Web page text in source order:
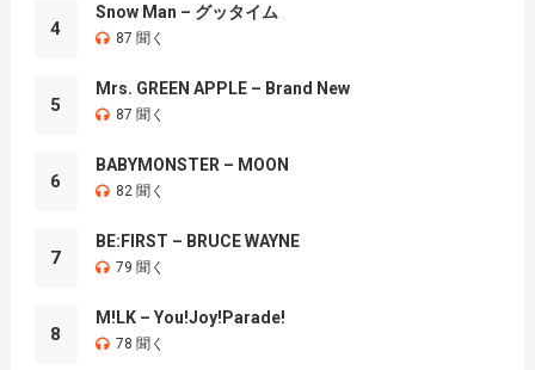
4
Snow Man – グッタイム
87 聞く
5
Mrs. GREEN APPLE – Brand New
87 聞く
6
BABYMONSTER – MOON
82 聞く
7
BE:FIRST – BRUCE WAYNE
79 聞く
8
M!LK – You!Joy!Parade!
78 聞く